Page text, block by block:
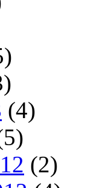
(4)
(2)